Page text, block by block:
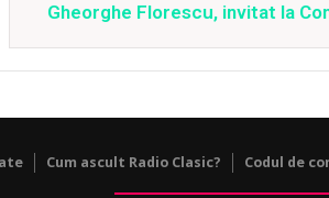
Gheorghe Florescu, invitat la
Cum ascult Radio Clasic? Codul de